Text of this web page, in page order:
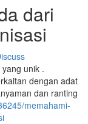
dari
unik .
dengan adat
dan ranting
memahami-